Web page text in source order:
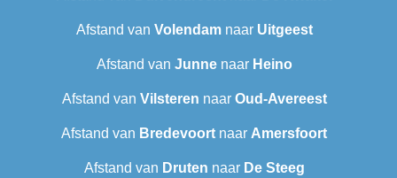
Afstand van Volendamnaar Uitgeest
Afstand van Junnenaar Heino
Afstand van Vilsteren naar Oud-Avereest
Afstand van Bredevoort naar Amersfoort
Afstand van Druten naar De Steeg